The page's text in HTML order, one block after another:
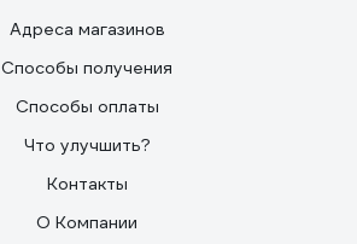
Адреса магазинов
Способы получения
Способы оплаты
Что улучшить?
Контакты
О Компании